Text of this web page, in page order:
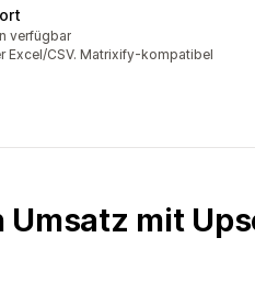
verfügbar
Excel/CSV. Matrixify-kompatibel
mit